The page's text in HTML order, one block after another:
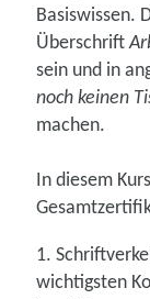
Basiswissen.
Überschrift
sein und in
noch keinen
machen.
In diesem
1.
wichtigsten